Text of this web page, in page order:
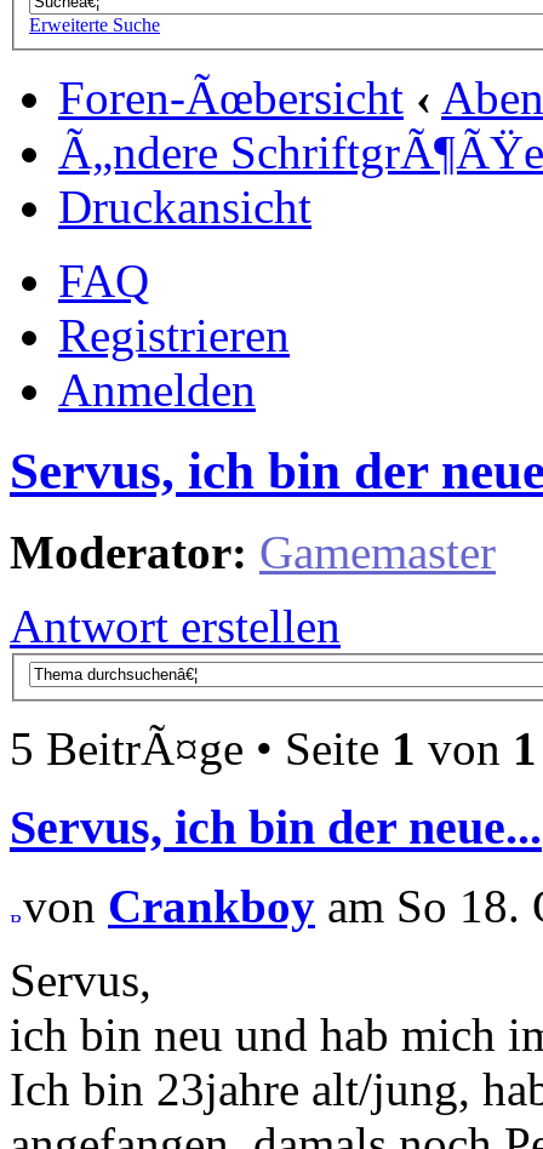
Erweiterte Suche
Foren-Ãœbersicht ‹
Ã„ndere SchriftgrÃ¶ÃŸe
Druckansicht
FAQ
Registrieren
Anmelden
Servus, ich bin der
Moderator: Gamemaster
Antwort erstellen
5 BeitrÃ¤ge • Seite 1 von 1
Servus, ich bin der neue...
von Crankboy am So 18.
Servus,
ich bin neu und hab mich
Ich bin 23jahre alt/jung,